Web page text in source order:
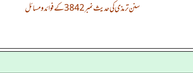
سنن ترمذی کی حدیث نمبر 3842 کے فوائد و مسائل